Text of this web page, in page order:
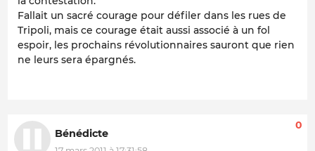
Fallait un sacré courage pour défiler dans les rues de
Tripoli, mais ce courage était aussi associé à un fol
espoir, les prochains révolutionnaires sauront que rien
ne leurs sera épargnés.
Bénédicte
0